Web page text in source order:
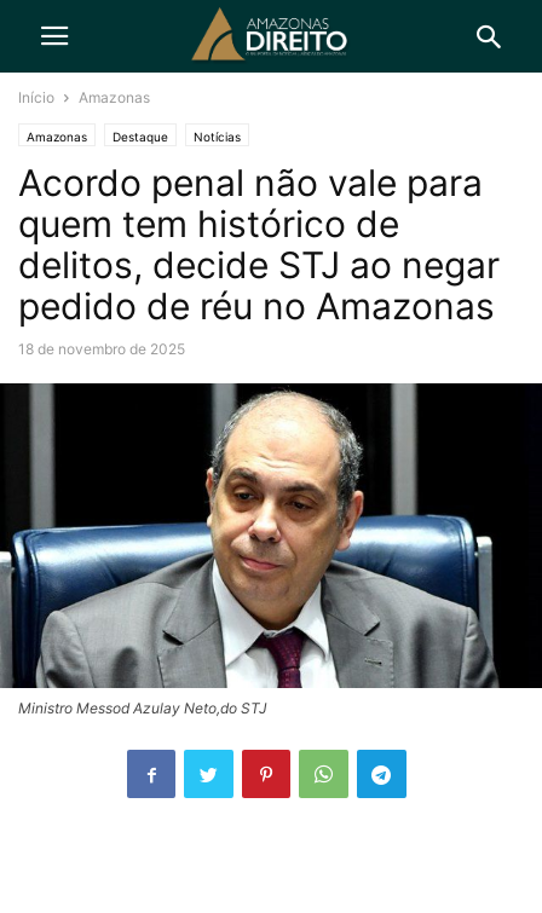
Início Amazonas
Amazonas Destaque Notícias
Acordo penal não vale para
quem tem histórico de
delitos, decide STJ ao negar
pedido de réu no Amazonas
18 de novembro de 2025
Ministro Messod Azulay Neto,do STJ